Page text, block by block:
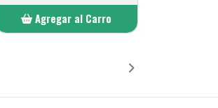
Agregar al Carro